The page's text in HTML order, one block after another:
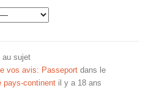
au sujet
vos avis: Passeport dans le
pays-continent il y a 18 ans